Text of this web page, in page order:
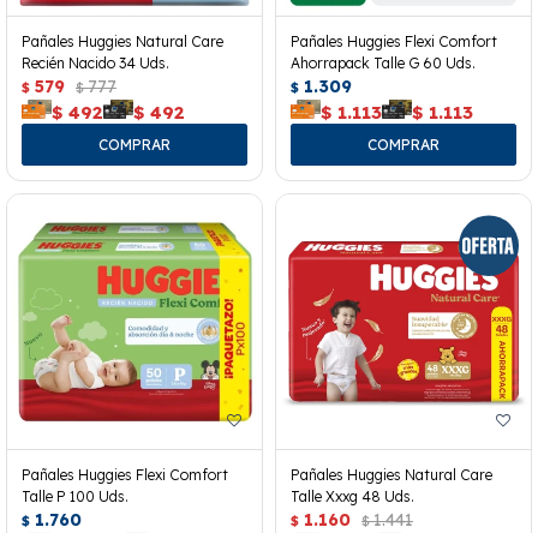
Pañales Huggies Natural Care
Recién Nacido 34 Uds.
$ 579 $ 777
$ 492 $ 492
Pañales Huggies Flexi Comfort
Ahorrapack Talle G 60 Uds.
$ 1.309
$ 1.113 $ 1.113
Pañales Huggies Flexi Comfort
Talle P 100 Uds.
$ 1.760
Pañales Huggies Natural Care
Talle Xxxg 48 Uds.
$ 1.160 $ 1.441